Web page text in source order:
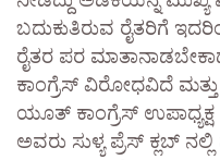
ಬದುಕುತಿರುವ ರೈತರಿಗೆ
ರೈತರ ಪರ
ಕಾಂಗ್ರೆಸ್ ವಿರೋಧವಿದೆ ಮತ್ತು
ಯೂತ್ ಕಾಂಗ್ರೆಸ್ ಉಪಾಧ್ಯಕ್ಷ
ಅವರು ಸುಳ್ಯ ಪ್ರೆಸ್ ಕ್ಲಬ್